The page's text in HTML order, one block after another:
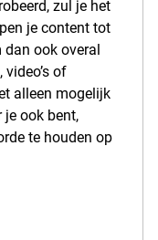
zul je het
je content tot
dan ook overal
of
alleen mogelijk
je ook bent,
te houden op